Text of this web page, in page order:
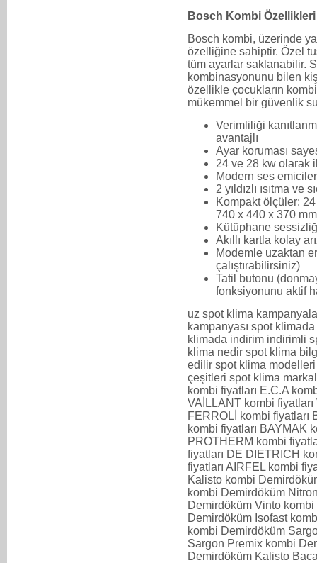
Bosch Kombi Özellikleri
Bosch kombi, üzerinde
özelliğine sahiptir. Özel
tüm ayarlar saklanabilir.
kombinasyonunu bilen
özellikle çocukların
mükemmel bir güvenlik
Verimliliği
avantajlı
Ayar koruması
24 ve 28 kw olarak
Modern ses
2 yıldızlı ısıtma ve
Kompakt ölçüler:
740 x 440 x 370 mm
Kütüphane
Akıllı kartla kolay
Modemle uzaktan
çalıştırabilirsiniz)
Tatil butonu
fonksiyonunu aktif
uz spot klima
kampanyası spot
klimada indirim indirimli
klima nedir spot klima
edilir spot klima
çeşitleri spot klima
kombi fiyatları E.C.A
VAİLLANT kombi
FERROLİ kombi fiyatları
kombi fiyatları BAYMAK
PROTHERM kombi
fiyatları DE DIETRICH
fiyatları AIRFEL kombi
Kalisto kombi
kombi Demirdöküm
Demirdöküm Vinto
Demirdöküm Isofast
kombi Demirdöküm
Sargon Premix kombi
Demirdöküm Kalisto